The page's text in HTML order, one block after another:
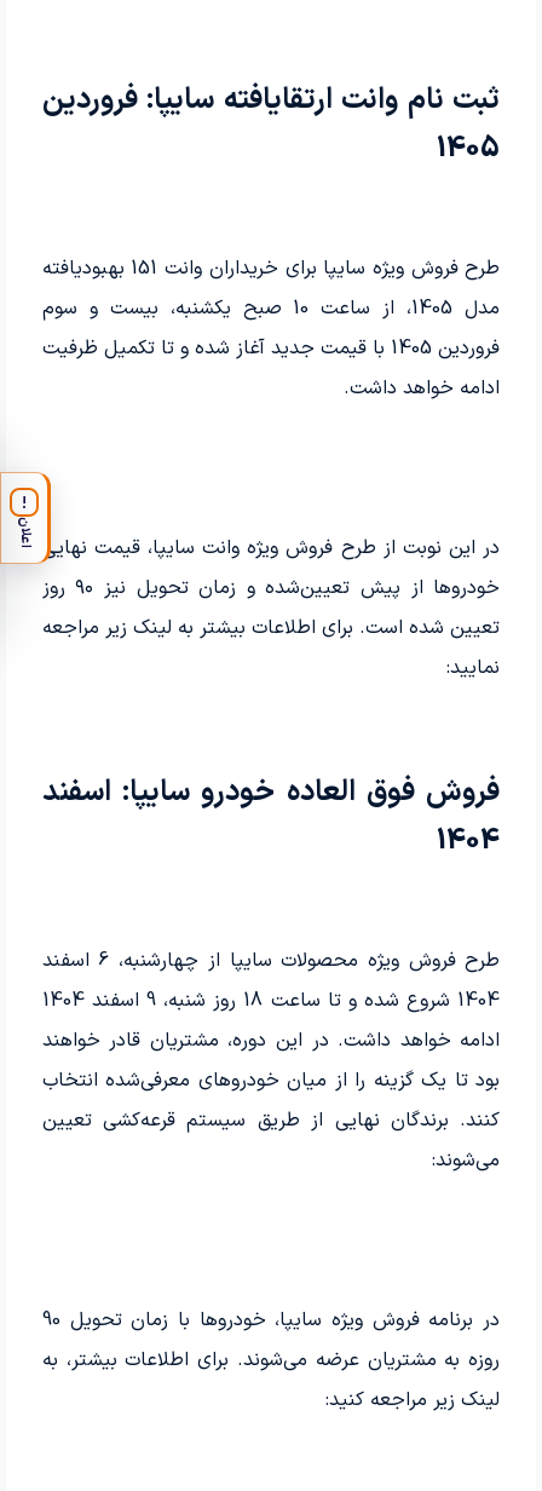
ثبت نام وانت ارتقایافته سایپا: فروردین
1405
طرح فروش ویژه سایپا برای خریداران وانت 151 بهبودیافته
مدل 1405، از ساعت 10 صبح یکشنبه، بیست و سوم
فروردین 1405 با قیمت جدید آغاز شده و تا تکمیل ظرفیت
ادامه خواهد داشت.
در این نوبت از طرح فروش ویژه وانت سایپا، قیمت نهایی
خودروها از پیش تعیین‌شده و زمان تحویل نیز ۹۰ روز
تعیین شده است. برای اطلاعات بیشتر به لینک زیر مراجعه
نمایید:
فروش فوق العاده خودرو سایپا: اسفند
1404
طرح فروش ویژه محصولات سایپا از چهارشنبه، 6 اسفند
1404 شروع شده و تا ساعت 18 روز شنبه، 9 اسفند 1404
ادامه خواهد داشت. در این دوره، مشتریان قادر خواهند
بود تا یک گزینه را از میان خودروهای معرفی‌شده انتخاب
کنند. برندگان نهایی از طریق سیستم قرعه‌کشی تعیین
می‌شوند:
در برنامه فروش ویژه سایپا، خودروها با زمان تحویل 90
روزه به مشتریان عرضه می‌شوند. برای اطلاعات بیشتر، به
لینک زیر مراجعه کنید:
!
اعلان